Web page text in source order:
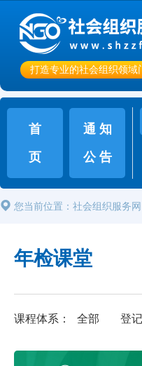
打造专业的社会组织领域
首
页
通 知
公 告
您当前位置： 社会组织服务网
年检课堂
课程体系： 全部 登